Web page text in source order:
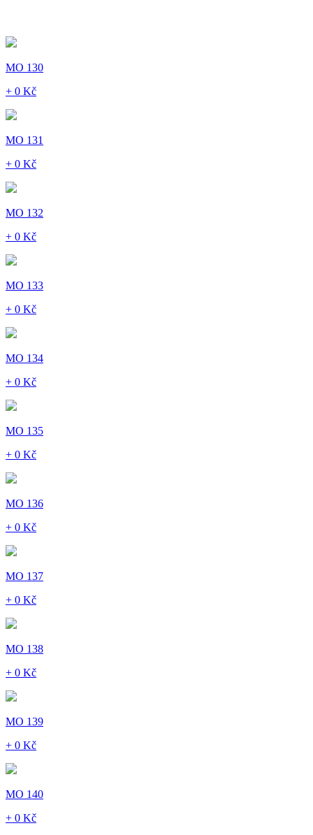
MO 130
+ 0 Kč
MO 131
+ 0 Kč
MO 132
+ 0 Kč
MO 133
+ 0 Kč
MO 134
+ 0 Kč
MO 135
+ 0 Kč
MO 136
+ 0 Kč
MO 137
+ 0 Kč
MO 138
+ 0 Kč
MO 139
+ 0 Kč
MO 140
+ 0 Kč